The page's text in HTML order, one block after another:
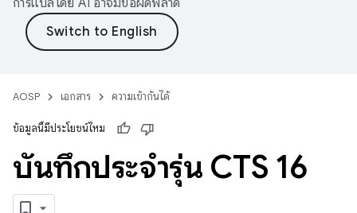
การแปลโดย AI อาจมีข้อผิดพลาด
AOSP เอกสาร ความเข้ากันได้
ข้อมูลนี้มีประโยชน์ไหม
บันทึกประจำรุ่น CTS 16